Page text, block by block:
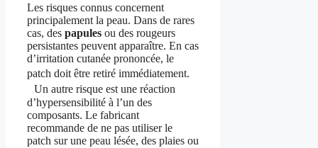
Les risques connus concernent
principalement la peau. Dans de rares
cas, des papules ou des rougeurs
persistantes peuvent apparaître. En cas
d’irritation cutanée prononcée, le
patch doit être retiré immédiatement.
Un autre risque est une réaction
d’hypersensibilité à l’un des
composants. Le fabricant
recommande de ne pas utiliser le
patch sur une peau lésée, des plaies ou